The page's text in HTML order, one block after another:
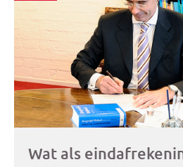
Wat als